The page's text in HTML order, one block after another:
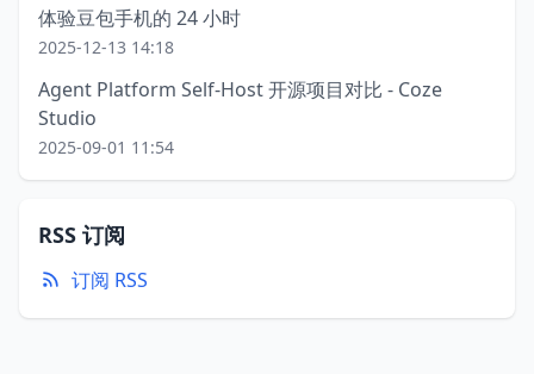
体验豆包手机的 24 小时
2025-12-13 14:18
Agent Platform Self-Host 开源项目对比 - Coze
Studio
2025-09-01 11:54
RSS 订阅
订阅 RSS